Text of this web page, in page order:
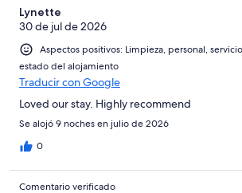
Lynette
30 de jul de 2026
Aspectos positivos: Limpieza, personal,
estado del alojamiento
Traducir con Google
Loved our stay. Highly recommend
Se alojó 9 noches en julio de 2026
0
Comentario verificado